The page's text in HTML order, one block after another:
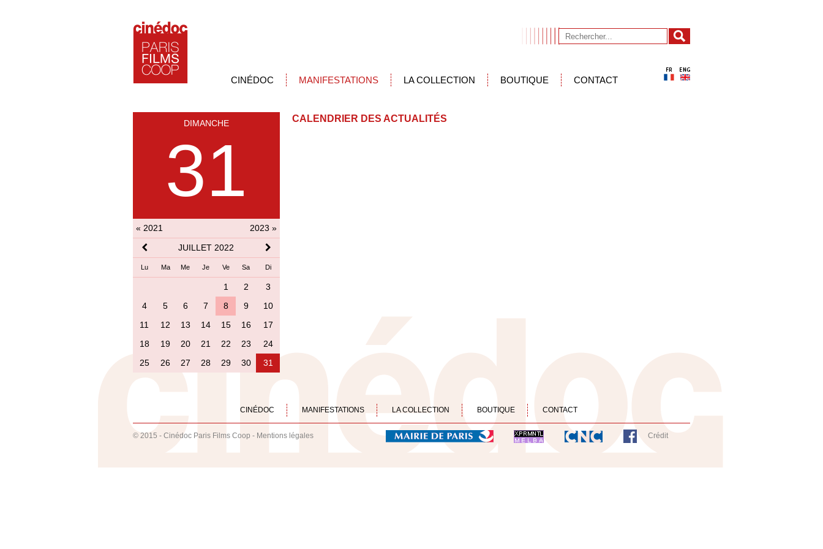
CINÉDOC MANIFESTATIONS LA COLLECTION BOUTIQUE CONTACT
DIMANCHE
31
« 2021
2023 »
JUILLET 2022
Lu Ma Me Je Ve Sa Di
1 2
3
4
5 6 7 8 9
10
11
12 13 14 15 16
17
18
19 20 21 22 23
24
25
26 27 28 29 30 31
CALENDRIER DES ACTUALITÉS
CINÉDOC MANIFESTATIONS LA COLLECTION BOUTIQUE CONTACT
© 2015 - Cinédoc Paris Films Coop - Mentions légales Crédit